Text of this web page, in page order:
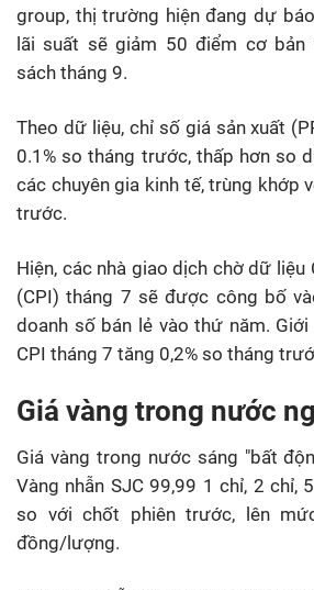
group, thị trường hiện đang dự
lãi suất sẽ giảm 50 điểm cơ
sách tháng 9.
Theo dữ liệu, chỉ số giá sản xuất
0.1% so tháng trước, thấp hơn so
các chuyên gia kinh tế, trùng khớp
trước.
Hiện, các nhà giao dịch chờ dữ liệu
(CPI) tháng 7 sẽ được công bố
doanh số bán lẻ vào thứ năm.
CPI tháng 7 tăng 0,2% so tháng
Giá vàng trong nước
Giá vàng trong nước sáng "bất
Vàng nhẫn SJC 99,99 1 chỉ, 2 chỉ,
so với chốt phiên trước, lên
đồng/lượng.